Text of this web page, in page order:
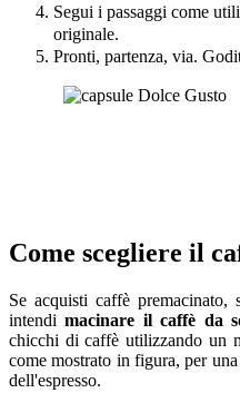
Segui i passaggi come
originale.
Pronti, partenza, via.
Come scegliere il
Se acquisti caffè
intendimacinare il caffè da
chicchi di caffè utilizzando un
come mostrato in figura, per
dell'espresso.